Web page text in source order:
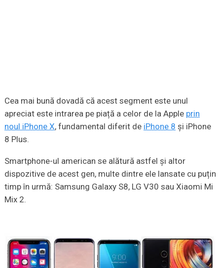
Cea mai bună dovadă că acest segment este unul
apreciat este intrarea pe piață a celor de la Apple prin
noul iPhone X, fundamental diferit de iPhone 8 și iPhone
8 Plus.
Smartphone-ul american se alătură astfel și altor
dispozitive de acest gen, multe dintre ele lansate cu puțin
timp în urmă: Samsung Galaxy S8, LG V30 sau Xiaomi Mi
Mix 2.